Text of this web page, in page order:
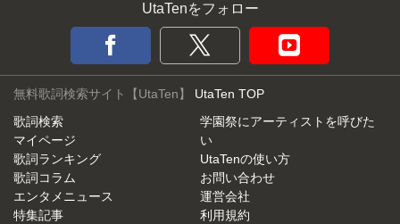
UtaTenをフォロー
無料歌詞検索サイト【UtaTen】 UtaTen TOP
歌詞検索
マイページ
歌詞ランキング
歌詞コラム
エンタメニュース
特集記事
学園祭にアーティストを呼びた
い
UtaTenの使い方
お問い合わせ
運営会社
利用規約